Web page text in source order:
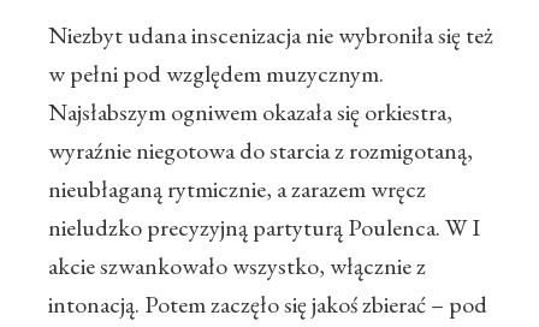
Niezbyt udana inscenizacja nie wybroniła się też
w pełni pod względem muzycznym.
Najsłabszym ogniwem okazała się orkiestra,
wyraźnie niegotowa do starcia z rozmigotaną,
nieubłaganą rytmicznie, a zarazem wręcz
nieludzko precyzyjną partyturą Poulenca. W I
akcie szwankowało wszystko, włącznie z
intonacją. Potem zaczęło się jakoś zbierać – pod